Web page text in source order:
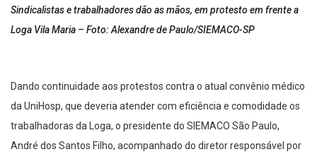
Sindicalistas e trabalhadores dão as mãos, em protesto em frente a
Loga Vila Maria – Foto: Alexandre de Paulo/SIEMACO-SP
Dando continuidade aos protestos contra o atual convênio médico
da UniHosp, que deveria atender com eficiência e comodidade os
trabalhadoras da Loga, o presidente do SIEMACO São Paulo,
André dos Santos Filho, acompanhado do diretor responsável por